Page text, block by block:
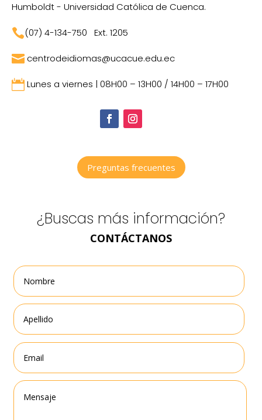
Humboldt - Universidad Católica de Cuenca.
(07) 4-134-750 Ext. 1205
centrodeidiomas@ucacue.edu.ec
Lunes a viernes | 08H00 – 13H00 / 14H00 – 17H00
Preguntas frecuentes
¿Buscas más información?
CONTÁCTANOS